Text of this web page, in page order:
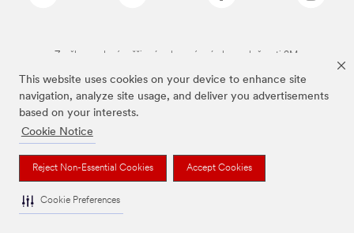
This website uses cookies on your device to enhance site
navigation, analyze site usage, and deliver you advertisements
based on your interests.
Cookie Notice
Reject Non-Essential Cookies Accept Cookies
Cookie Preferences
Značky uvedené vyššie sú ochranné známky spoločnosti 3M.